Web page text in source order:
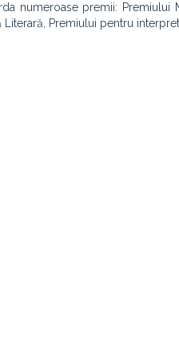
numeroase premii: Premiului
Premiului pentru